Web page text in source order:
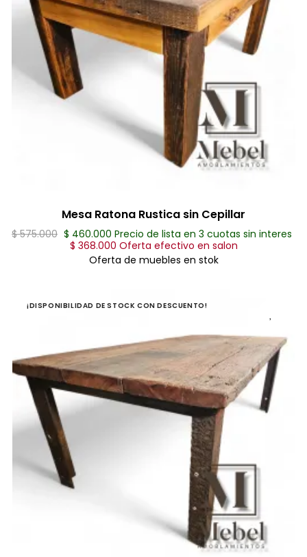
Mesa Ratona Rustica sin Cepillar
$ 575.000 $ 460.000 Precio de lista en 3 cuotas sin interes
$ 368.000 Oferta efectivo en salon
Oferta de muebles en stok
¡DISPONIBILIDAD DE STOCK CON DESCUENTO!